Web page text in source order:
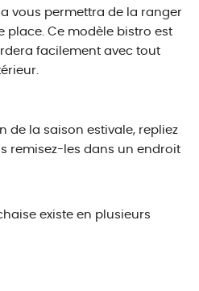
vous permettra de la ranger
place. Ce modèle bistro est
facilement avec tout
de la saison estivale, repliez
remisez-les dans un endroit
existe en plusieurs